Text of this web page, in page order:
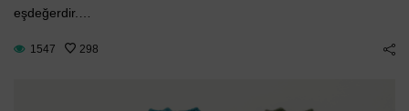
eşdeğerdir.…
1547 298